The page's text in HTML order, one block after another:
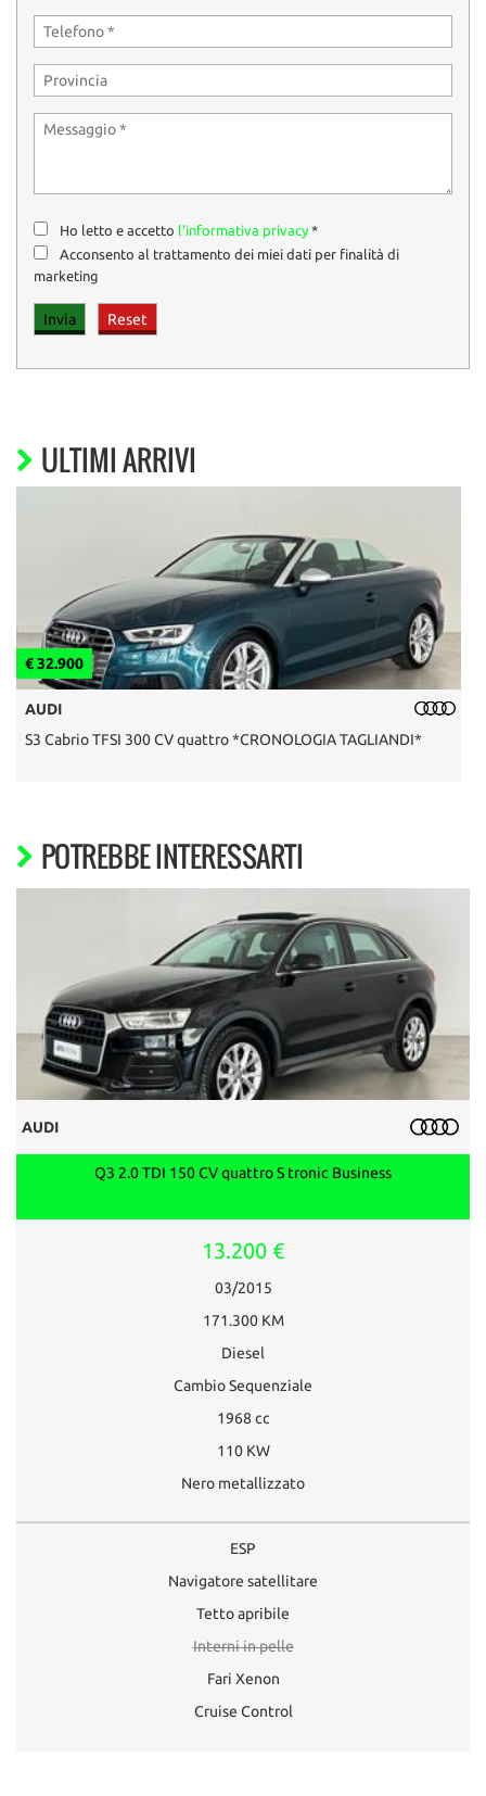
Ho letto e accetto l'informativa privacy*
Acconsento al trattamento dei miei dati per finalità di
marketing
ULTIMI ARRIVI
€ 32.900
AUDI
S3 Cabrio TFSI 300 CV quattro *CRONOLOGIA TAGLIANDI*
POTREBBE INTERESSARTI
AUDI
Q3 2.0 TDI 150 CV quattro S tronic Business
13.200 €
03/2015
171.300 KM
Diesel
Cambio Sequenziale
1968 cc
110 KW
Nero metallizzato
ESP
Navigatore satellitare
Tetto apribile
Interni in pelle
Fari Xenon
Cruise Control